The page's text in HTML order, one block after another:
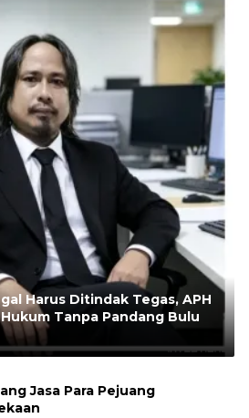
Harus Ditindak Tegas, APH
Tanpa Pandang Bulu
Jasa Para Pejuang